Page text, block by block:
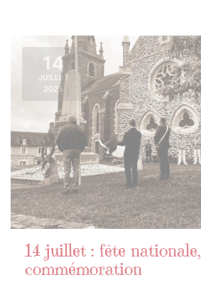
14
JUILLET
2025
14 juillet : fête nationale,
commémoration